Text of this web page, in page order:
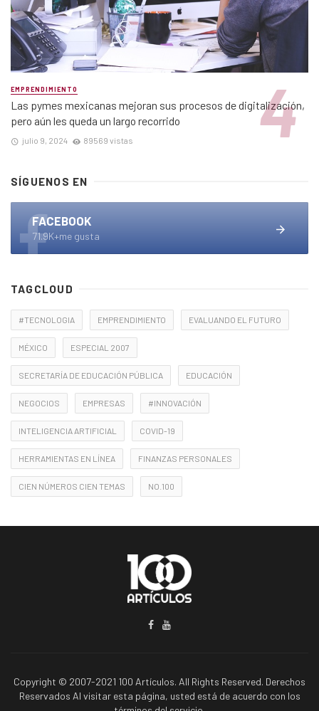
EMPRENDIMIENTO
Las pymes mexicanas mejoran sus procesos de digitalización,
pero aún les queda un largo recorrido
julio 9, 2024 89569 vistas
SÍGUENOS EN
FACEBOOK
71.9K+me gusta
TAGCLOUD
#TECNOLOGIA EMPRENDIMIENTO EVALUANDO EL FUTURO
MÉXICO ESPECIAL 2007
SECRETARÍA DE EDUCACIÓN PÚBLICA EDUCACIÓN
NEGOCIOS EMPRESAS #INNOVACIÓN
INTELIGENCIA ARTIFICIAL COVID-19
HERRAMIENTAS EN LÍNEA FINANZAS PERSONALES
CIEN NÚMEROS CIEN TEMAS NO.100
Copyright © 2007-2021 100 Artículos. All Rights Reserved. Derechos
Reservados Al visitar esta página, usted está de acuerdo con los